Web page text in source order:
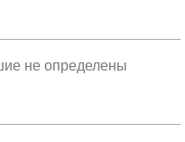
не определены